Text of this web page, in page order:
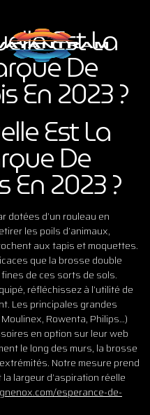
Est La
De
En 2023 ?
Est La
De
En 2023 ?
dotées d’un rouleau en
les poils d’animaux,
aux tapis et moquettes.
que la brosse double
de ces sorts de sols.
réfléchissez à l’utilité de
Les principales grandes
Rowenta, Philips…)
en option sur leur web
le long des murs, la brosse
Notre mesure prend
largeur d’aspiration réelle
esperance-de-